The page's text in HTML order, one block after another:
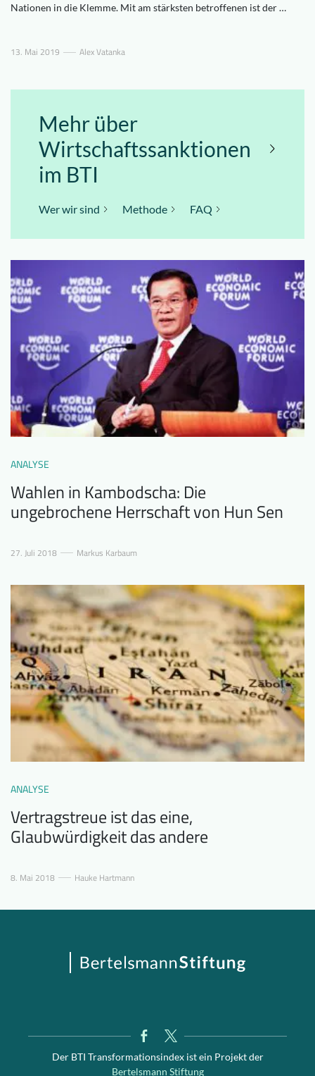
Nationen in die Klemme. Mit am stärksten betroffenen ist der …
13. Mai 2019 Alex Vatanka
Mehr über
Wirtschaftssanktionen
im BTI
Wer wir sind Methode FAQ
ANALYSE
Wahlen in Kambodscha: Die
ungebrochene Herrschaft von Hun Sen
27. Juli 2018 Markus Karbaum
ANALYSE
Vertragstreue ist das eine,
Glaubwürdigkeit das andere
8. Mai 2018 Hauke Hartmann
Der BTI Transformationsindex ist ein Projekt der
Bertelsmann Stiftung